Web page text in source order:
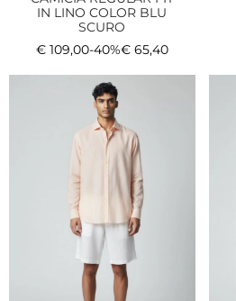
IN LINO COLOR BLU
SCURO
€109,00-40%€65,40